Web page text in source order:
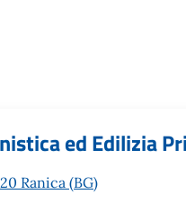
ed Edilizia
Ranica (BG)